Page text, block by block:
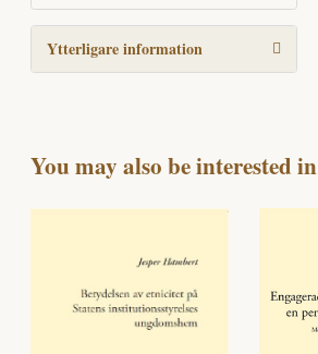
Ytterligare information
You may also be interested in